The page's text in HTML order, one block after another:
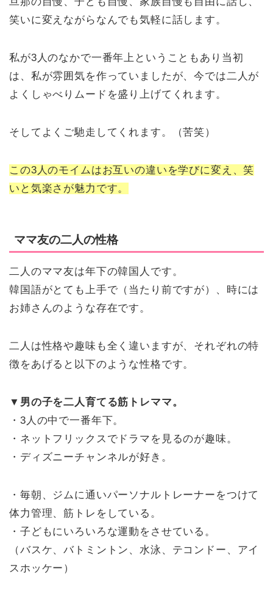
笑いに変えながらなんでも気軽に話します。
私が3人のなかで一番年上ということもあり当初
は、私が雰囲気を作っていましたが、今では二人が
よくしゃべりムードを盛り上げてくれます。
そしてよくご馳走してくれます。（苦笑）
この3人のモイムはお互いの違いを学びに変え、笑
いと気楽さが魅力です。
ママ友の二人の性格
二人のママ友は年下の韓国人です。
韓国語がとても上手で（当たり前ですが）、時には
お姉さんのような存在です。
二人は性格や趣味も全く違いますが、それぞれの特
徴をあげると以下のような性格です。
▼男の子を二人育てる筋トレママ。
・3人の中で一番年下。
・ネットフリックスでドラマを見るのが趣味。
・ディズニーチャンネルが好き。
・毎朝、ジムに通いパーソナルトレーナーをつけて
体力管理、筋トレをしている。
・子どもにいろいろな運動をさせている。
（バスケ、バトミントン、水泳、テコンドー、アイ
スホッケー）